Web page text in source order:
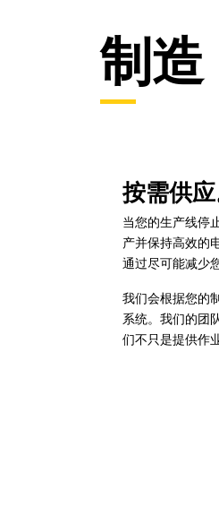
制造
按需供应
当您的生产线停
产并保持高效的
通过尽可能减少
我们会根据您的
系统。我们的团
们不只是提供作